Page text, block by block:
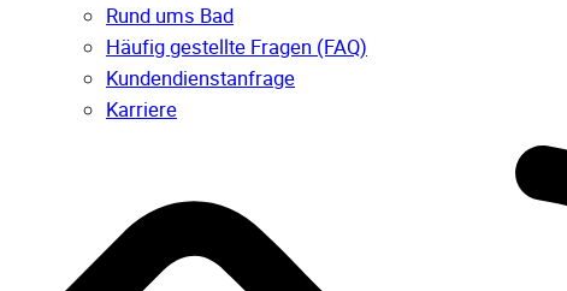
Rund ums Bad
Häufig gestellte Fragen (FAQ)
Kunden­dienst­anfrage
Karriere